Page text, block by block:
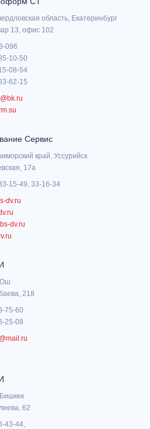
область, Екатеринбург
13, офис 102
096
10-50
08-54
62-15
Сервис
край, Уссурийск
17а
15-49, 33-16-34
dv.ru
dv.ru
Ош
218
75-60
25-08
62
43-44,